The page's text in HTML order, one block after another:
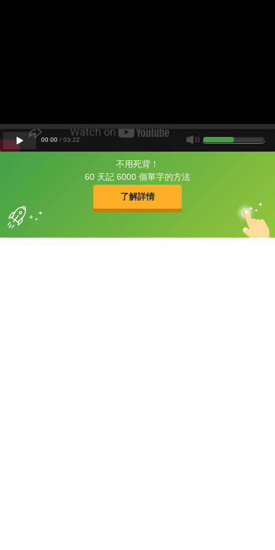
不用死背！
60 天記 6000 個單字的方法
了解詳情
片尾有
攻其不背
的品牌故事
00:00 / 03:22